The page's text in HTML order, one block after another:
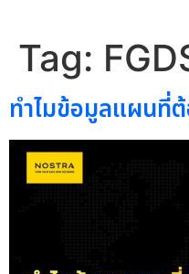
Tag:
ทำไมข้อมูลแผนที่